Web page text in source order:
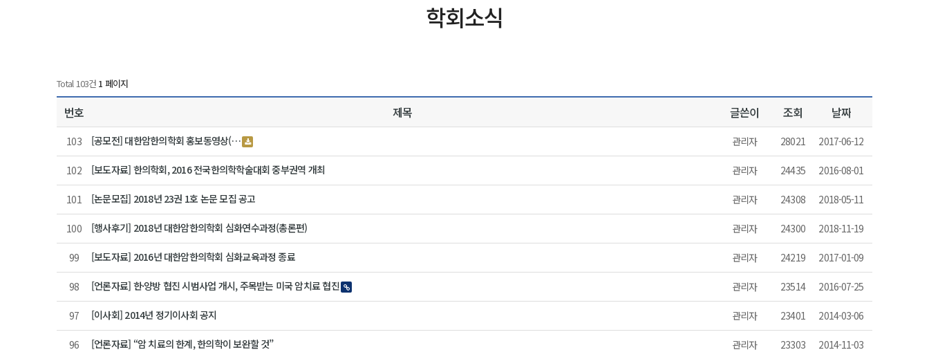
학회소식
Total 103건 1 페이지
번호 제목 글쓴이 조회 날짜
103 [공모전] 대한암한의학회 홍보동영상 (… 관리자 28021 2017-06-12
102 [보도자료] 한의학회, 2016 전국한의학학술대회 중부권역 개최 관리자 24435 2016-08-01
101 [논문모집] 2018년 23권 1호 논문 모집 공고 관리자 24308 2018-05-11
100 [행사후기] 2018년 대한암한의학회 심화연수과정(총론편) 관리자 24300 2018-11-19
99 [보도자료] 2016년 대한암한의학회 심화교육과정 종료 관리자 24219 2017-01-09
98 [언론자료] 한·양방 협진 시범사업 개시, 주목받는 미국 암치료 협진 관리자 23514 2016-07-25
97 [이사회] 2014년 정기이사회 공지 관리자 23401 2014-03-06
96 [언론자료] “암 치료의 한계, 한의학이 보완할 것” 관리자 23303 2014-11-03